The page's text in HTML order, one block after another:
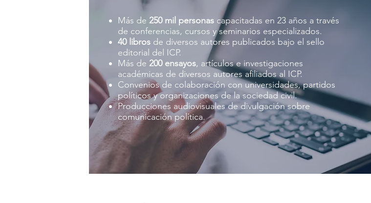
Más de 250 mil personas capacitadas en 23 años a través
de conferencias, cursos y seminarios especializados.
40 libros de diversos autores publicados bajo el sello
editorial del ICP.
Más de 200 ensayos, artículos e investigaciones
académicas de diversos autores afiliados al ICP.
Convenios de colaboración con universidades, partidos
políticos y organizaciones de la sociedad civil.
Producciones audiovisuales de divulgación sobre
comunicación política.